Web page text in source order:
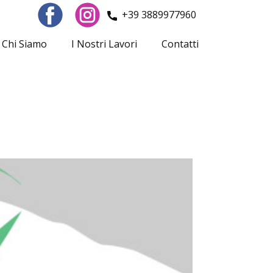
Chi Siamo I Nostri Lavori Contatti
​+39 3889977960